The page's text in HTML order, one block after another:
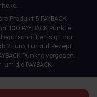
Produkt 5 PAYBACK
100 PAYBACK Punkte
erfolgt nur
2 Euro. Für auf Rezept
Punkte vergeben.
die PAYBACK-